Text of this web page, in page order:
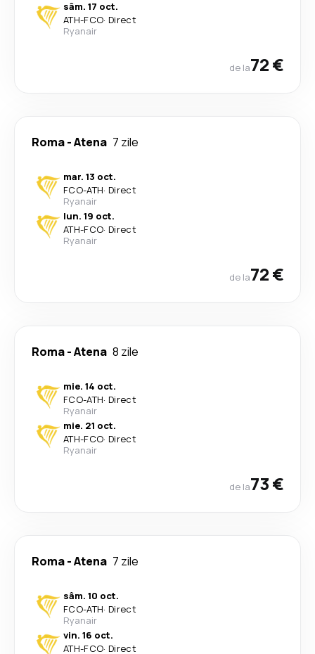
sâm. 17 oct.
ATH-FCO· Direct
Ryanair
de la72 €
Roma-Atena 7 zile
mar. 13 oct.
FCO-ATH· Direct
Ryanair
lun. 19 oct.
ATH-FCO· Direct
Ryanair
de la72 €
Roma-Atena 8 zile
mie. 14 oct.
FCO-ATH· Direct
Ryanair
mie. 21 oct.
ATH-FCO· Direct
Ryanair
de la73 €
Roma-Atena 7 zile
sâm. 10 oct.
FCO-ATH· Direct
Ryanair
vin. 16 oct.
ATH-FCO· Direct